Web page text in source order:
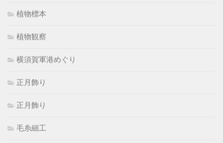
植物標本
植物観察
横須賀軍港めぐり
正月飾り
正月飾り
毛糸細工